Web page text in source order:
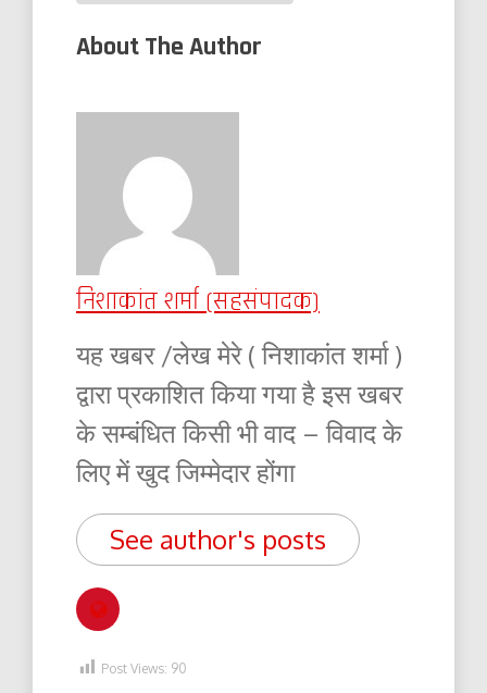
About The Author
निशाकांत शर्मा (सहसंपादक)
यह खबर /लेख मेरे ( निशाकांत शर्मा )
द्वारा प्रकाशित किया गया है इस खबर
के सम्बंधित किसी भी वाद – विवाद के
लिए में खुद जिम्मेदार होंगा
See author's posts
Post Views: 90